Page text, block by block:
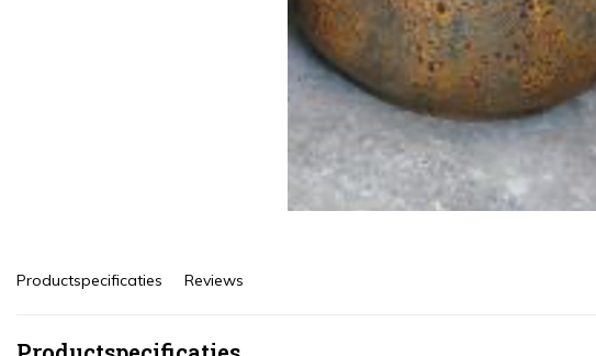
Productspecificaties Reviews